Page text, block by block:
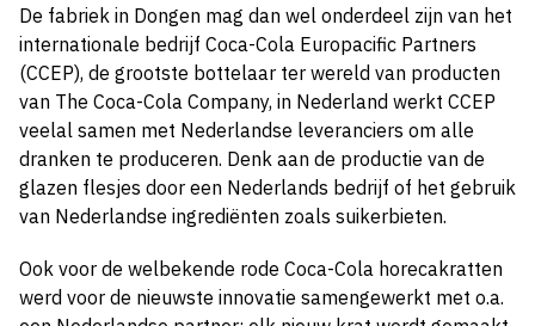
De fabriek in Dongen mag dan wel onderdeel zijn van het
internationale bedrijf Coca-Cola Europacific Partners
(CCEP), de grootste bottelaar ter wereld van producten
van The Coca-Cola Company, in Nederland werkt CCEP
veelal samen met Nederlandse leveranciers om alle
dranken te produceren. Denk aan de productie van de
glazen flesjes door een Nederlands bedrijf of het gebruik
van Nederlandse ingrediënten zoals suikerbieten.
Ook voor de welbekende rode Coca-Cola horecakratten
werd voor de nieuwste innovatie samengewerkt met o.a.